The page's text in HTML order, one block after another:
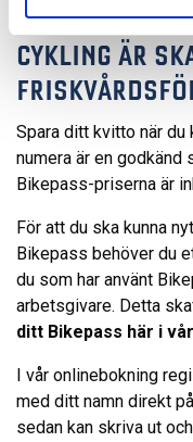
CYKLING ÄR
Spara ditt kvitto när
numera är en
Bikepass-priserna är
För att du ska kunna
Bikepass behöver du
du som har använt
arbetsgivare. Detta
ditt Bikepass här i
I vår onlinebokning
med ditt namn direkt
sedan kan skriva ut